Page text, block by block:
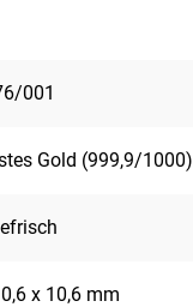
001
Gold (999,9/1000)
x 10,6 mm